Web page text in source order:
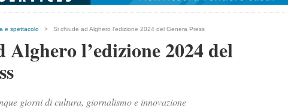
e spettacolo > Si chiude ad Alghero l’edizione 2024 del Genera Press
Alghero l’edizione 2024 del
giorni di cultura, giornalismo e innovazione